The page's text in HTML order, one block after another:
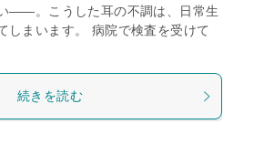
――。こうした耳の不調は、日常生
しまいます。 病院で検査を受けて
続きを読む